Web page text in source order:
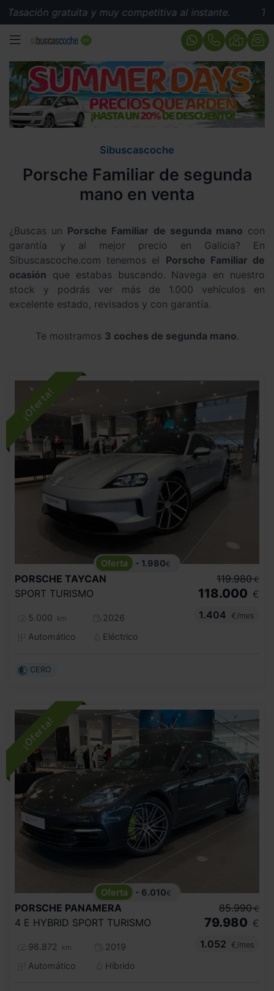
gratuita y muy competitiva al instante.
MENÚ
Sibuscascoche
Porsche Familiar de segunda
mano en venta
¿Buscas un Porsche Familiar de segunda mano con
garantía y al mejor precio en Galicia? En
Sibuscascoche.com tenemos el Porsche Familiar de
ocasión que estabas buscando. Navega en nuestro
stock y podrás ver más de 1.000 vehículos en
excelente estado, revisados y con garantía.
Te mostramos 3 coches de segunda mano.
- 1.980€
PORSCHE TAYCAN
SPORT TURISMO
5.000 km
2026
Automático
Eléctrico
119.980 €
118.000 €
1.404
€/mes
CERO
- 6.010€
PORSCHE PANAMERA
4 E HYBRID SPORT TURISMO
96.872 km
2019
Automático
Híbrido
85.990 €
79.980 €
1.052
€/mes